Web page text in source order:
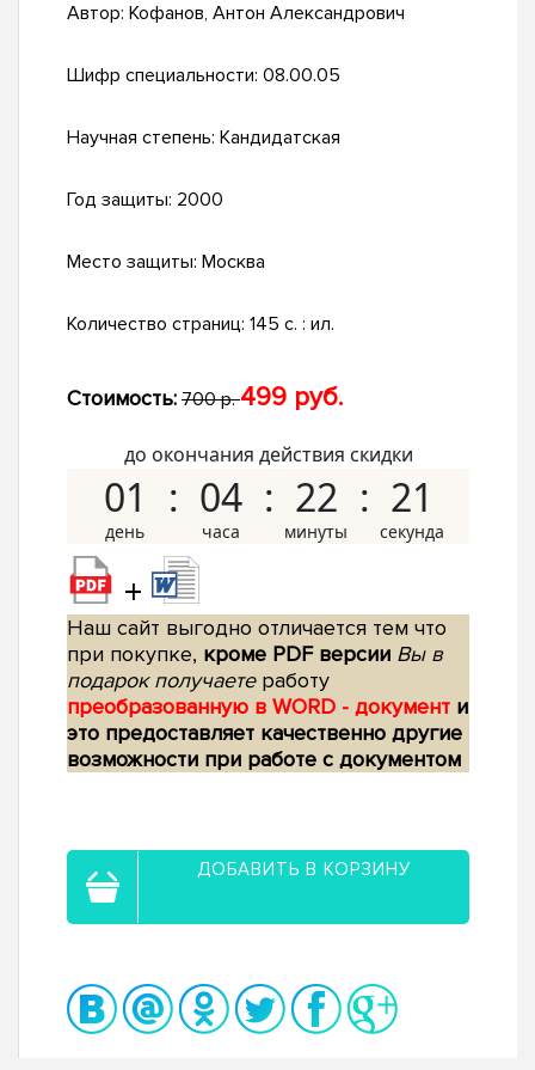
Автор: Кофанов, Антон Александрович
Шифр специальности: 08.00.05
Научная степень: Кандидатская
Год защиты: 2000
Место защиты: Москва
Количество страниц: 145 с. : ил.
Стоимость: 700 р.499 руб.
до окончания действия скидки
01 04 22 20
+
Наш сайт выгодно отличается тем что
при покупке, кроме PDF версии Вы в
подарок получаетеработу
преобразованную в WORD - документ и
это предоставляет качественно другие
возможности при работе с документом
ДОБАВИТЬ В КОРЗИНУ